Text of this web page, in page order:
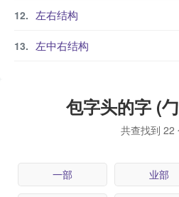
左右结构
左中右结构
包字头的字 (
共查找到 22
一部 业部